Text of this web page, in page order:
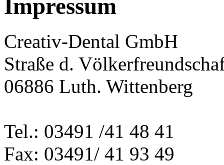
Impressum
Creativ-Dental GmbH
Straße d.
06886 Luth. Wittenberg
Tel.: 03491 /41 48 41
Fax: 03491/ 41 93 49